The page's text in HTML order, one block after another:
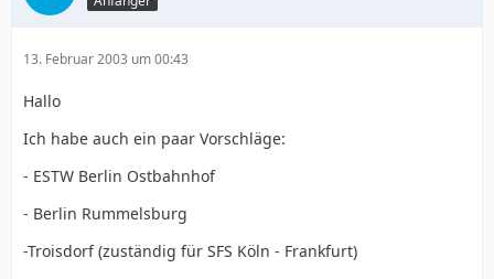
13. Februar 2003 um 00:43
Hallo
Ich habe auch ein paar Vorschläge:
- ESTW Berlin Ostbahnhof
- Berlin Rummelsburg
-Troisdorf (zuständig für SFS Köln - Frankfurt)